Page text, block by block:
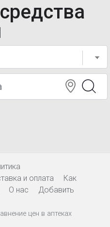
и оплата
Как
О нас
Добавить
цен в аптеках